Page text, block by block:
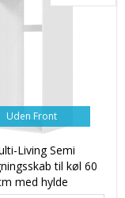
Uden Front
Living Semi
til køl 60
med hylde